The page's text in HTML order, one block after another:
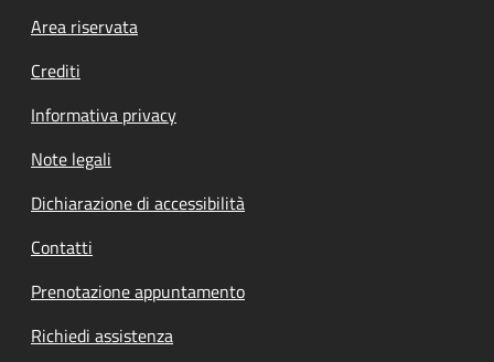
Footer menu
Area riservata
Crediti
Informativa privacy
Note legali
Dichiarazione di accessibilità
Contatti
Prenotazione appuntamento
Richiedi assistenza